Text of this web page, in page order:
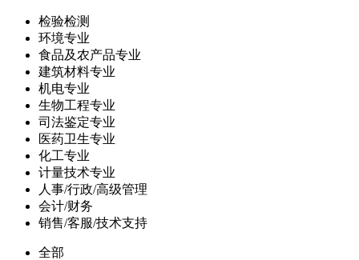
检验检测
环境专业
食品及农产品专业
建筑材料专业
机电专业
生物工程专业
司法鉴定专业
医药卫生专业
化工专业
计量技术专业
人事/行政/高级管理
会计/财务
销售/客服/技术支持
全部